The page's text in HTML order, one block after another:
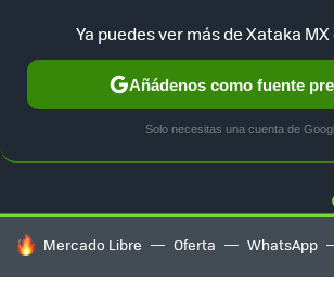
GUÍA DE COMPRAS
HOY SE HABLA DE
Mercado Libre Oferta WhatsApp
Ya puedes ver más de Xataka MX
Añádenos como fuente
Solo necesitas una cuenta de